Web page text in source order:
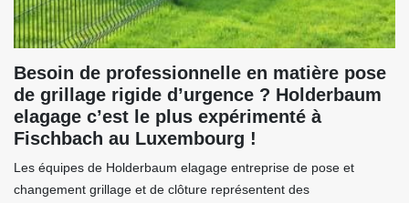
Besoin de professionnelle en matière pose
de grillage rigide d’urgence ? Holderbaum
elagage c’est le plus expérimenté à
Fischbach au Luxembourg !
Les équipes de Holderbaum elagage entreprise de pose et
changement grillage et de clôture représentent des